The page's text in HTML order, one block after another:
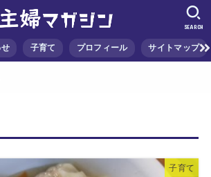
子育て プロフィール サイトマップ
SEARCH
子育て